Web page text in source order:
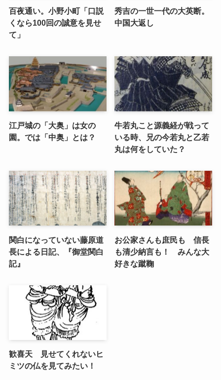
百夜通い。小野小町「口説
くなら100回の誠意を見せ
て」
秀吉の一世一代の大英断。
中国大返し
江戸城の「大奥」は女の
園。では「中奥」とは？
牛若丸こと源義経が戦って
いる時、兄の今若丸と乙若
丸は何をしていた？
関白になっていない藤原道
長による日記、『御堂関白
記』
お公家さんも庶民も 信長
も清少納言も！ みんな大
好きな蹴鞠
歓喜天 見せてくれないヒ
ミツの仏を見てみたい！